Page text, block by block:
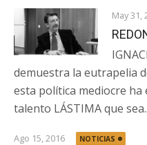
May 31,
demuestra la eutrapelia
esta política mediocre ha
talento LÁSTIMA que
Ago 15, 2016 NOTICIAS